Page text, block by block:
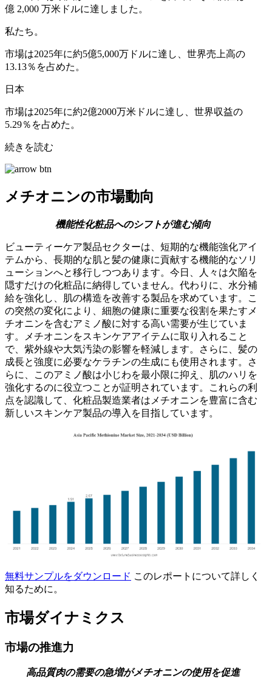
億 2,000 万米ドルに達しました。
私たち。
市場は2025年に約5億5,000万ドルに達し、世界売上高の
13.13％を占めた。
日本
市場は2025年に約2億2000万米ドルに達し、世界収益の
5.29％を占めた。
続きを読む
メチオニンの市場動向
機能性化粧品へのシフトが進む傾向
ビューティーケア製品セクターは、短期的な機能強化アイ
テムから、長期的な肌と髪の健康に貢献する機能的なソリ
ューションへと移行しつつあります。今日、人々は欠陥を
隠すだけの化粧品に納得していません。代わりに、水分補
給を強化し、肌の構造を改善する製品を求めています。こ
の突然の変化により、細胞の健康に重要な役割を果たすメ
チオニンを含むアミノ酸に対する高い需要が生じていま
す。メチオニンをスキンケアアイテムに取り入れること
で、紫外線や大気汚染の影響を軽減します。さらに、髪の
成長と強度に必要なケラチンの生成にも使用されます。さ
らに、このアミノ酸は小じわを最小限に抑え、肌のハリを
強化するのに役立つことが証明されています。これらの利
点を認識して、化粧品製造業者はメチオニンを豊富に含む
新しいスキンケア製品の導入を目指しています。
無料サンプルをダウンロード このレポートについて詳しく
知るために。
市場ダイナミクス
市場の推進力
高品質肉の需要の急増がメチオニンの使用を促進